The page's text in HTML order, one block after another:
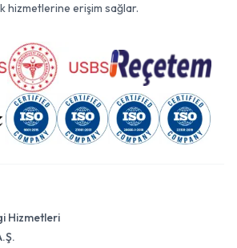
hizmetlerine erişim sağlar.
Hizmetleri